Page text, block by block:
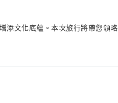
添文化底蘊。本次旅行將帶您領略